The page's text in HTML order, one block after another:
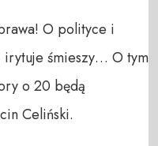
O polityce i
śmieszy… O tym
o 20 będą
Celiński.